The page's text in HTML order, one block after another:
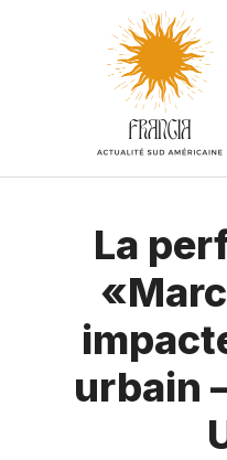
La
urbain